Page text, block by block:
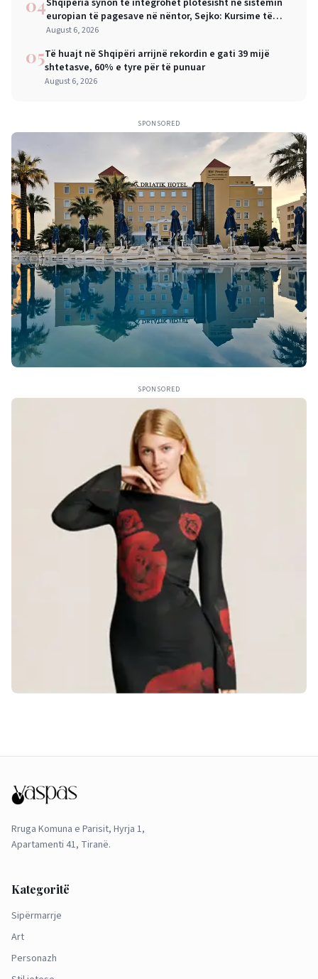
04Shqipëria synon të integrohet plotësisht në sistemin
europian të pagesave në nëntor, Sejko: Kursime të
mëdha për qytetarët dhe bizneset
August 6, 2026
05Të huajt në Shqipëri arrijnë rekordin e gati 39 mijë
shtetasve, 60% e tyre për të punuar
August 6, 2026
SPONSORED
SPONSORED
Rruga Komuna e Parisit, Hyrja 1,
Apartamenti 41, Tiranë.
Kategoritë
Sipërmarrje
Art
Personazh